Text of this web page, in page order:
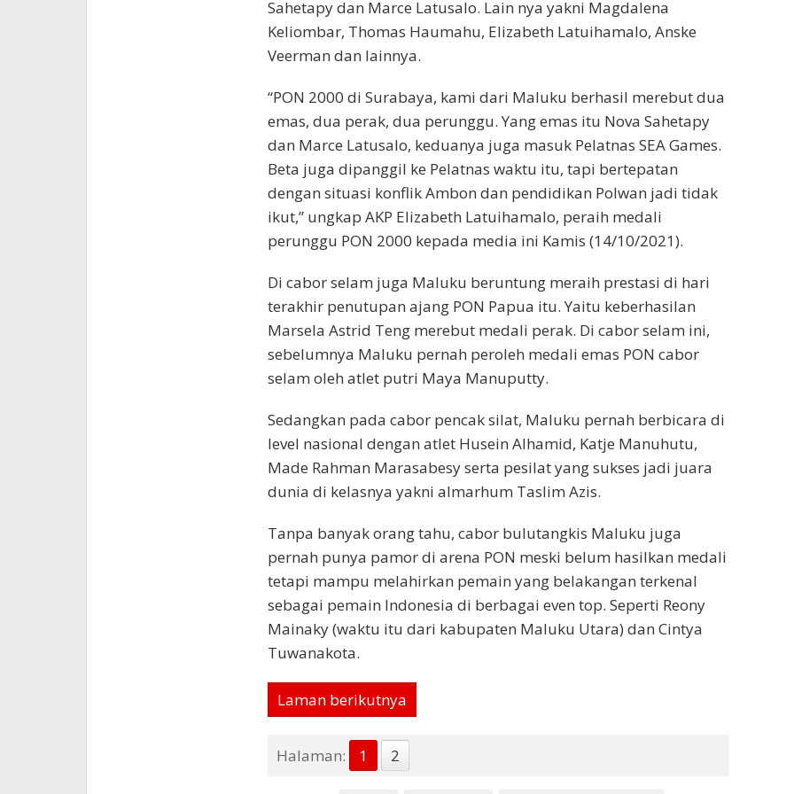
Sahetapy dan Marce Latusalo. Lain nya yakni Magdalena
Keliombar, Thomas Haumahu, Elizabeth Latuihamalo, Anske
Veerman dan lainnya.
“PON 2000 di Surabaya, kami dari Maluku berhasil merebut dua
emas, dua perak, dua perunggu. Yang emas itu Nova Sahetapy
dan Marce Latusalo, keduanya juga masuk Pelatnas SEA Games.
Beta juga dipanggil ke Pelatnas waktu itu, tapi bertepatan
dengan situasi konflik Ambon dan pendidikan Polwan jadi tidak
ikut,” ungkap AKP Elizabeth Latuihamalo, peraih medali
perunggu PON 2000 kepada media ini Kamis (14/10/2021).
Di cabor selam juga Maluku beruntung meraih prestasi di hari
terakhir penutupan ajang PON Papua itu. Yaitu keberhasilan
Marsela Astrid Teng merebut medali perak. Di cabor selam ini,
sebelumnya Maluku pernah peroleh medali emas PON cabor
selam oleh atlet putri Maya Manuputty.
Sedangkan pada cabor pencak silat, Maluku pernah berbicara di
level nasional dengan atlet Husein Alhamid, Katje Manuhutu,
Made Rahman Marasabesy serta pesilat yang sukses jadi juara
dunia di kelasnya yakni almarhum Taslim Azis.
Tanpa banyak orang tahu, cabor bulutangkis Maluku juga
pernah punya pamor di arena PON meski belum hasilkan medali
tetapi mampu melahirkan pemain yang belakangan terkenal
sebagai pemain Indonesia di berbagai even top. Seperti Reony
Mainaky (waktu itu dari kabupaten Maluku Utara) dan Cintya
Tuwanakota.
Laman berikutnya
Halaman: 1 2